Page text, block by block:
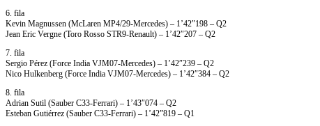
6. fila
Kevin Magnussen (McLaren MP4/29-Mercedes) – 1’42″198 – Q2
Jean Eric Vergne (Toro Rosso STR9-Renault) – 1’42″207 – Q2
7. fila
Sergio Pérez (Force India VJM07-Mercedes) – 1’42″239 – Q2
Nico Hulkenberg (Force India VJM07-Mercedes) – 1’42″384 – Q2
8. fila
Adrian Sutil (Sauber C33-Ferrari) – 1’43″074 – Q2
Esteban Gutiérrez (Sauber C33-Ferrari) – 1’42”819 – Q1